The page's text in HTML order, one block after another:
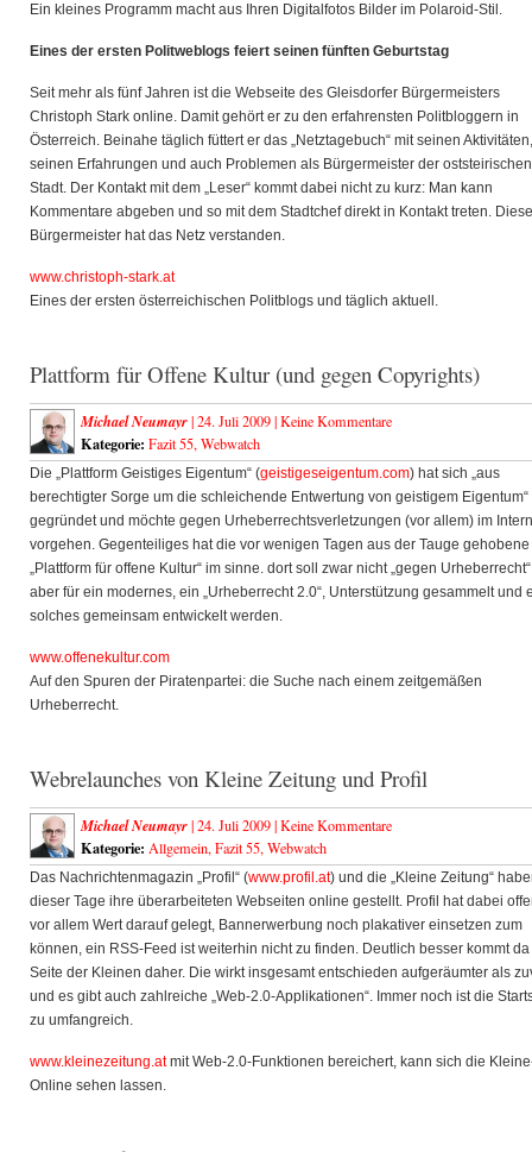
Ein kleines Programm macht aus Ihren Digitalfotos Bilder im Polaroid-Stil.
Eines der ersten Politweblogs feiert seinen fünften Geburtstag
Seit mehr als fünf Jahren ist die Webseite des Gleisdorfer Bürgermeisters
Christoph Stark online. Damit gehört er zu den erfahrensten Politbloggern in
Österreich. Beinahe täglich füttert er das „Netztagebuch“ mit seinen Aktivitäten,
seinen Erfahrungen und auch Problemen als Bürgermeister der oststeirischen
Stadt. Der Kontakt mit dem „Leser“ kommt dabei nicht zu kurz: Man kann
Kommentare abgeben und so mit dem Stadtchef direkt in Kontakt treten.
Bürgermeister hat das Netz verstanden.
www.christoph-stark.at
Eines der ersten österreichischen Politblogs und täglich aktuell.
Plattform für Offene Kultur (und gegen Copyrights)
Michael Neumayr| 24. Juli 2009 |Keine Kommentare
Kategorie: Fazit 55, Webwatch
Die „Plattform Geistiges Eigentum“ (geistigeseigentum.com) hat sich „aus
berechtigter Sorge um die schleichende Entwertung von geistigem Eigentum“
gegründet und möchte gegen Urheberrechtsverletzungen (vor allem) im
vorgehen. Gegenteiliges hat die vor wenigen Tagen aus der Tauge gehobene
„Plattform für offene Kultur“ im sinne. dort soll zwar nicht „gegen
aber für ein modernes, ein „Urheberrecht 2.0“, Unterstützung gesammelt und
solches gemeinsam entwickelt werden.
www.offenekultur.com
Auf den Spuren der Piratenpartei: die Suche nach einem zeitgemäßen
Urheberrecht.
Webrelaunches von Kleine Zeitung und Profil
Michael Neumayr| 24. Juli 2009 |Keine Kommentare
Kategorie: Allgemein, Fazit 55, Webwatch
Das Nachrichtenmagazin „Profil“ (www.profil.at) und die „Kleine Zeitung“
dieser Tage ihre überarbeiteten Webseiten online gestellt. Profil hat dabei
vor allem Wert darauf gelegt, Bannerwerbung noch plakativer einsetzen zum
können, ein RSS-Feed ist weiterhin nicht zu finden. Deutlich besser kommt
Seite der Kleinen daher. Die wirkt insgesamt entschieden aufgeräumter als
und es gibt auch zahlreiche „Web-2.0-Applikationen“. Immer noch ist die
zu umfangreich.
www.kleinezeitung.atmit Web-2.0-Funktionen bereichert, kann sich die
Online sehen lassen.